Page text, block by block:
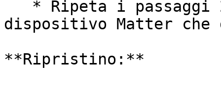
dispositivo Matter che
**Ripristino:**